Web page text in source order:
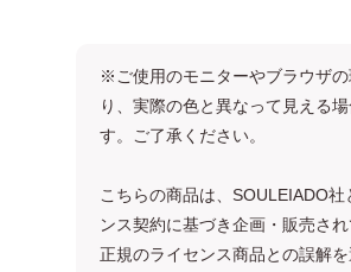
※ご使用のモニターやブラウザの
り、実際の色と異なって見える
す。ご了承ください。
こちらの商品は、SOULEIADO社
ンス契約に基づき企画・販売され
正規のライセンス商品との誤解